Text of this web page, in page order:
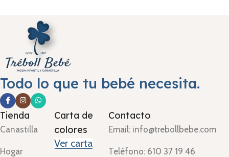
Todo lo que tu bebé necesita.
Tienda
Canastilla
Hogar
Carta de
colores
Ver carta
Contacto
Email: info@trebollbebe.com
Teléfono: 610 37 19 46